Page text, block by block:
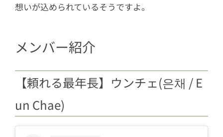
想いが込められているそうですよ。
メンバー紹介
【頼れる最年長】ウンチェ(은채 / E
un Chae)